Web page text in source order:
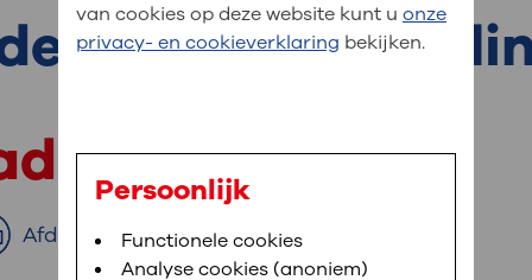
navigatie
bent u naar op
,MijnOLVG,Digitalisering
medische gegevens
In MijnOLVG kunt u uw medische
het u uitkomt. OLVG breidt MijnOLVG
voor een
Afdrukken
van cookies op deze website kunt u onze
privacy- en cookieverklaring bekijken.
Persoonlijk
Functionele cookies
Analyse cookies (anoniem)